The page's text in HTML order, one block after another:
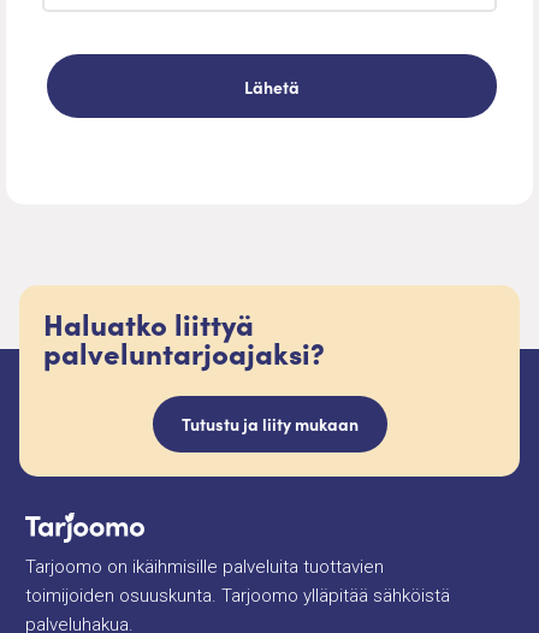
Haluatko liittyä
palveluntarjoajaksi?
Tutustu ja liity mukaan
Tarjoomo on ikäihmisille palveluita tuottavien
toimijoiden osuuskunta. Tarjoomo ylläpitää sähköistä
palveluhakua.